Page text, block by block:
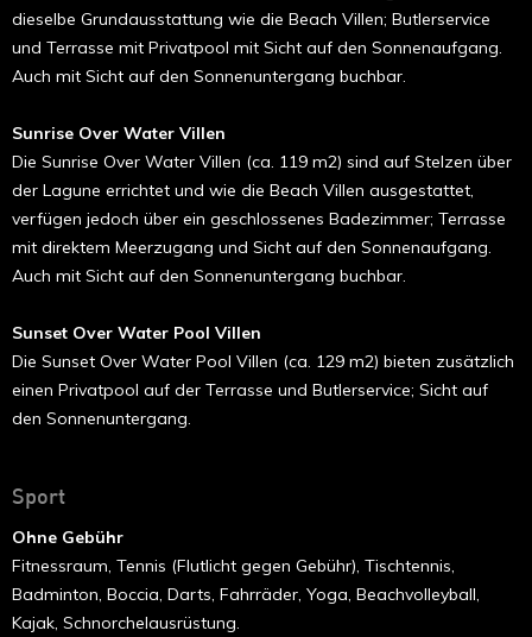
dieselbe Grundausstattung wie die Beach Villen; Butlerservice
und Terrasse mit Privatpool mit Sicht auf den Sonnenaufgang.
Auch mit Sicht auf den Sonnenuntergang buchbar.
Sunrise Over Water Villen
Die Sunrise Over Water Villen (ca. 119 m2) sind auf Stelzen über
der Lagune errichtet und wie die Beach Villen ausgestattet,
verfügen jedoch über ein geschlossenes Badezimmer; Terrasse
mit direktem Meerzugang und Sicht auf den Sonnenaufgang.
Auch mit Sicht auf den Sonnenuntergang buchbar.
Sunset Over Water Pool Villen
Die Sunset Over Water Pool Villen (ca. 129 m2) bieten zusätzlich
einen Privatpool auf der Terrasse und Butlerservice; Sicht auf
den Sonnenuntergang.
Sport
Ohne Gebühr
Fitnessraum, Tennis (Flutlicht gegen Gebühr), Tischtennis,
Badminton, Boccia, Darts, Fahrräder, Yoga, Beachvolleyball,
Kajak, Schnorchelausrüstung.